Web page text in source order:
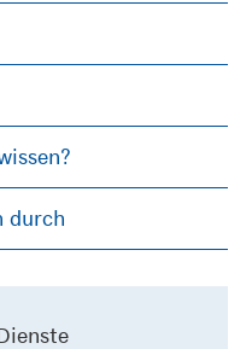
durch